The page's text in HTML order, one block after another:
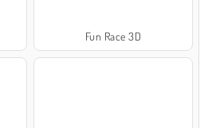
Fun Race 3D